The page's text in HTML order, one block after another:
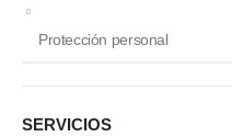
Protección personal
SERVICIOS